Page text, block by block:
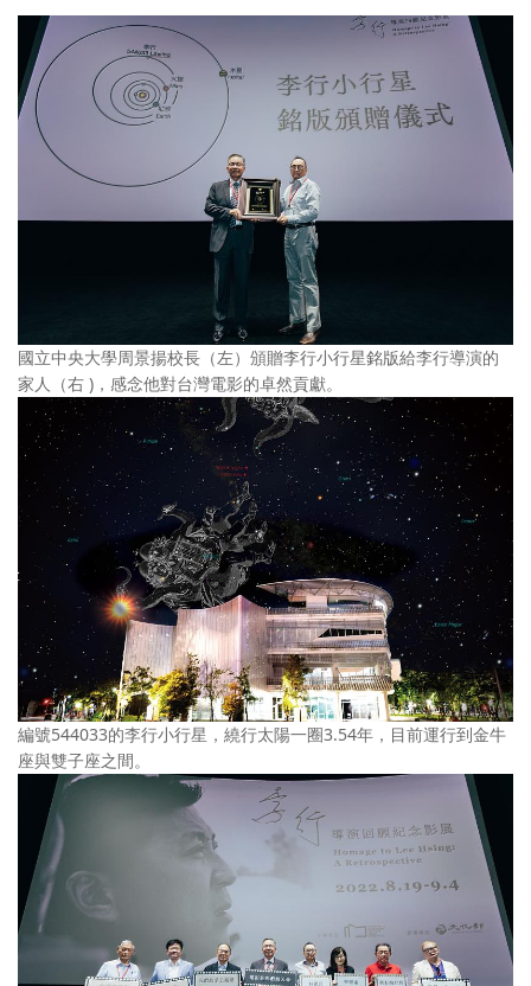
國立中央大學周景揚校長（左）頒贈李行小行星銘版給李行導演的
家人（右 )，感念他對台灣電影的卓然貢獻。
編號544033的李行小行星，繞行太陽一圈3.54年，目前運行到金牛
座與雙子座之間。